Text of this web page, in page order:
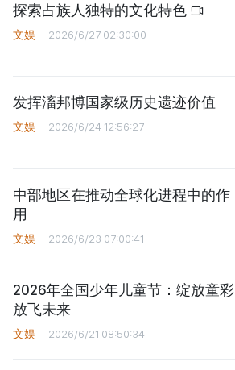
探索占族人独特的文化特色
文娱 2026/6/27 02:30:00
发挥滀邦博国家级历史遗迹价值
文娱 2026/6/24 12:56:27
中部地区在推动全球化进程中的作
用
文娱 2026/6/23 07:00:41
2026年全国少年儿童节：绽放童彩
放飞未来
文娱 2026/6/21 08:50:34